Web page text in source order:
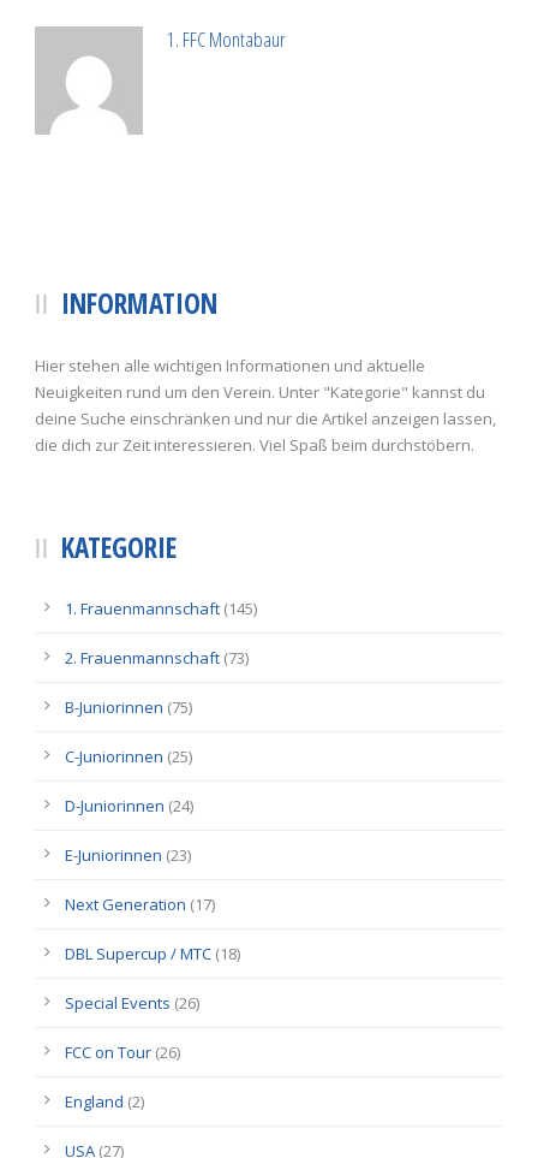
1. FFC Montabaur
INFORMATION
Hier stehen alle wichtigen Informationen und aktuelle
Neuigkeiten rund um den Verein. Unter "Kategorie" kannst du
deine Suche einschränken und nur die Artikel anzeigen lassen,
die dich zur Zeit interessieren. Viel Spaß beim durchstöbern.
KATEGORIE
1. Frauenmannschaft (145)
2. Frauenmannschaft (73)
B-Juniorinnen (75)
C-Juniorinnen (25)
D-Juniorinnen (24)
E-Juniorinnen (23)
Next Generation (17)
DBL Supercup / MTC (18)
Special Events (26)
FCC on Tour (26)
England (2)
USA (27)